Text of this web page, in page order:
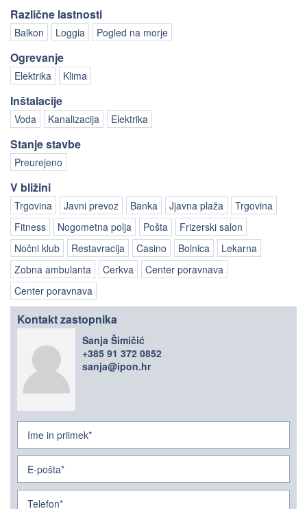
Različne lastnosti
Balkon Loggia Pogled na morje
Ogrevanje
Elektrika Klima
Inštalacije
Voda Kanalizacija Elektrika
Stanje stavbe
Preurejeno
V bližini
Trgovina Javni prevoz Banka Jjavna plaža
Trgovina
Fitness
Nogometna polja Pošta
Frizerski salon
Nočni klub
Restavracija Casino Bolnica
Lekarna
Zobna ambulanta
Cerkva
Center poravnava
Center poravnava
Kontakt zastopnika
Sanja Šimičić
+385 91 372 0852
sanja@ipon.hr